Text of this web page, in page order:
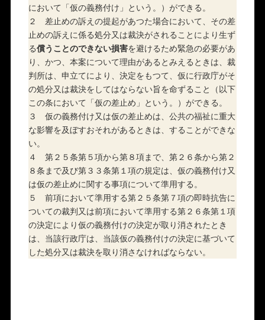
において「仮の義務付け」という。）ができる。
２ 差止めの訴えの提起があつた場合において、その差
止めの訴えに係る処分又は裁決がされることにより生ず
る償うことのできない損害を避けるため緊急の必要があ
り、かつ、本案について理由があるとみえるときは、裁
判所は、申立てにより、決定をもつて、仮に行政庁がそ
の処分又は裁決をしてはならない旨を命ずること（以下
この条において「仮の差止め」という。）ができる。
３ 仮の義務付け又は仮の差止めは、公共の福祉に重大
な影響を及ぼすおそれがあるときは、することができな
い。
４ 第２５条第５項から第８項まで、第２６条から第２
８条まで及び第３３条第１項の規定は、仮の義務付け又
は仮の差止めに関する事項について準用する。
５ 前項において準用する第２５条第７項の即時抗告に
ついての裁判又は前項において準用する第２６条第１項
の決定により仮の義務付けの決定が取り消されたとき
は、当該行政庁は、当該仮の義務付けの決定に基づいて
した処分又は裁決を取り消さなければならない。